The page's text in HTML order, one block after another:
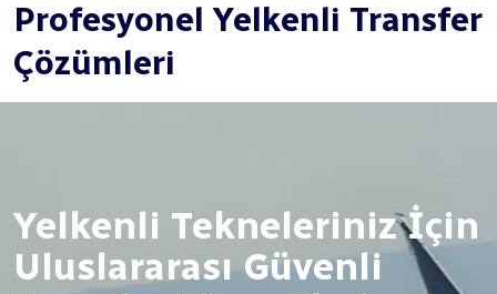
Profesyonel Yelkenli Transfer
Çözümleri
Yelkenli Tekneleriniz İçin
Uluslararası Güvenli